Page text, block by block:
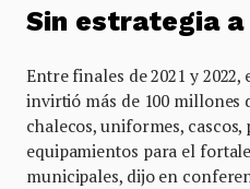
Sin estrategia
Entre finales de 2021 y
invirtió más de 100 millones
chalecos, uniformes,
equipamientos para el
municipales, dijo en